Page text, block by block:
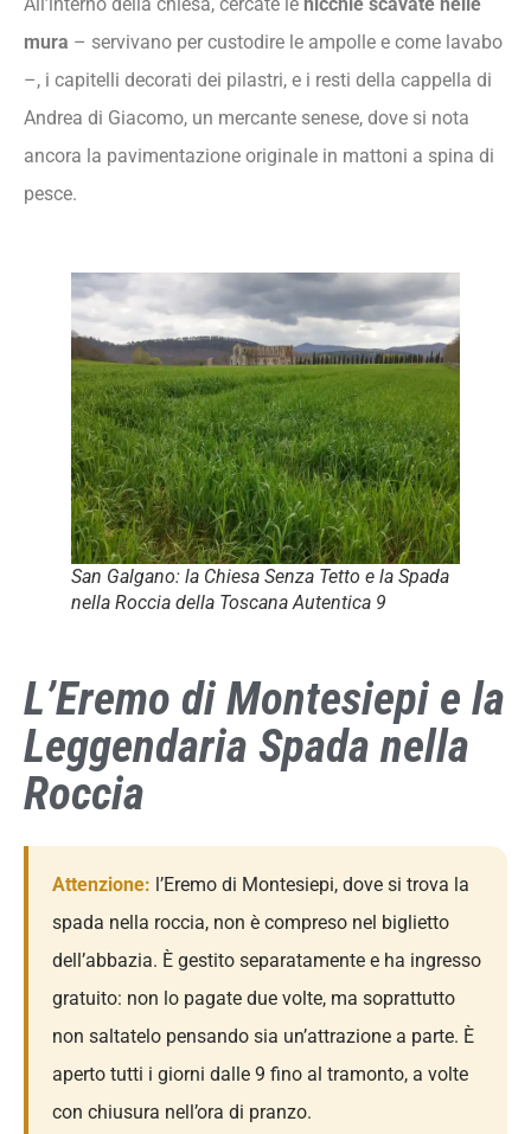
mura – servivano per custodire le ampolle e come lavabo
–, i capitelli decorati dei pilastri, e i resti della cappella di
Andrea di Giacomo, un mercante senese, dove si nota
ancora la pavimentazione originale in mattoni a spina di
pesce.
San Galgano: la Chiesa Senza Tetto e la Spada
nella Roccia della Toscana Autentica 9
L’Eremo di Montesiepi e la
Leggendaria Spada nella
Roccia
Attenzione: l’Eremo di Montesiepi, dove si trova la
spada nella roccia, non è compreso nel biglietto
dell’abbazia. È gestito separatamente e ha ingresso
gratuito: non lo pagate due volte, ma soprattutto
non saltatelo pensando sia un’attrazione a parte. È
aperto tutti i giorni dalle 9 fino al tramonto, a volte
con chiusura nell’ora di pranzo.